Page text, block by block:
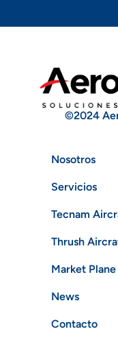
©2024
Nosotros
Servicios
Tecnam
Thrush
Market Plane
News
Contacto